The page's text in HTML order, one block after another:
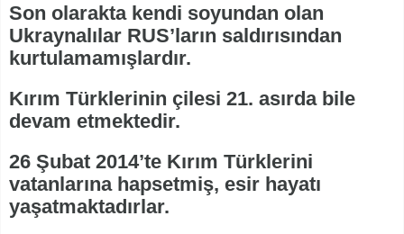
Son olarakta kendi soyundan olan
Ukraynalılar RUS’ların saldırısından
kurtulamamışlardır.
Kırım Türklerinin çilesi 21. asırda bile
devam etmektedir.
26 Şubat 2014’te Kırım Türklerini
vatanlarına hapsetmiş, esir hayatı
yaşatmaktadırlar.